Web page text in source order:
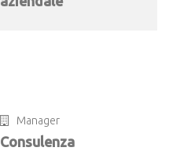
Manager
Consulenza